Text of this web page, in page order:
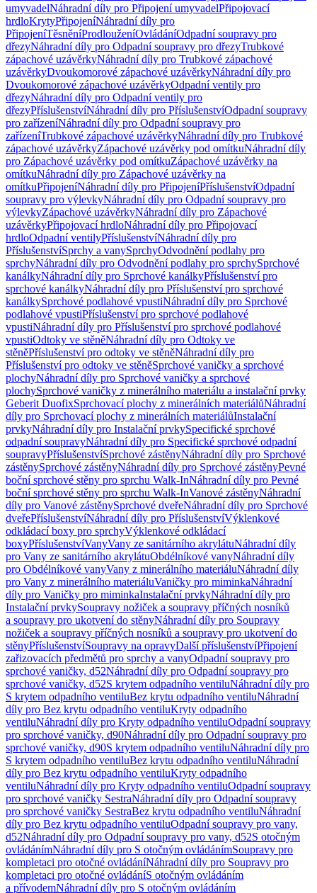
umyvadelNáhradní díly pro Připojení umyvadelPřipojovací
hrdloKrytyPřipojeníNáhradní díly pro
PřipojeníTěsněníProdlouženíOvládáníOdpadní soupravy pro
dřezyNáhradní díly pro Odpadní soupravy pro dřezyTrubkové
zápachové uzávěrkyNáhradní díly pro Trubkové zápachové
uzávěrkyDvoukomorové zápachové uzávěrkyNáhradní díly pro
Dvoukomorové zápachové uzávěrkyOdpadní ventily pro
dřezyNáhradní díly pro Odpadní ventily pro
dřezyPříslušenstvíNáhradní díly pro PříslušenstvíOdpadní soupravy
pro zařízeníNáhradní díly pro Odpadní soupravy pro
zařízeníTrubkové zápachové uzávěrkyNáhradní díly pro Trubkové
zápachové uzávěrkyZápachové uzávěrky pod omítkuNáhradní díly
pro Zápachové uzávěrky pod omítkuZápachové uzávěrky na
omítkuNáhradní díly pro Zápachové uzávěrky na
omítkuPřipojeníNáhradní díly pro PřipojeníPříslušenstvíOdpadní
soupravy pro výlevkyNáhradní díly pro Odpadní soupravy pro
výlevkyZápachové uzávěrkyNáhradní díly pro Zápachové
uzávěrkyPřipojovací hrdloNáhradní díly pro Připojovací
hrdloOdpadní ventilyPříslušenstvíNáhradní díly pro
PříslušenstvíSprchy a vanySprchyOdvodnění podlahy pro
sprchyNáhradní díly pro Odvodnění podlahy pro sprchySprchové
kanálkyNáhradní díly pro Sprchové kanálkyPříslušenství pro
sprchové kanálkyNáhradní díly pro Příslušenství pro sprchové
kanálkySprchové podlahové vpustiNáhradní díly pro Sprchové
podlahové vpustiPříslušenství pro sprchové podlahové
vpustiNáhradní díly pro Příslušenství pro sprchové podlahové
vpustiOdtoky ve stěněNáhradní díly pro Odtoky ve
stěněPříslušenství pro odtoky ve stěněNáhradní díly pro
Příslušenství pro odtoky ve stěněSprchové vaničky a sprchové
plochyNáhradní díly pro Sprchové vaničky a sprchové
plochySprchové vaničky z minerálního materiálu a instalační prvky
Geberit DuofixSprchovací plochy z minerálních materiálůNáhradní
díly pro Sprchovací plochy z minerálních materiálůInstalační
prvkyNáhradní díly pro Instalační prvkySpecifické sprchové
odpadní soupravyNáhradní díly pro Specifické sprchové odpadní
soupravyPříslušenstvíSprchové zástěnyNáhradní díly pro Sprchové
zástěnySprchové zástěnyNáhradní díly pro Sprchové zástěnyPevné
boční sprchové stěny pro sprchu Walk-InNáhradní díly pro Pevné
boční sprchové stěny pro sprchu Walk-InVanové zástěnyNáhradní
díly pro Vanové zástěnySprchové dveřeNáhradní díly pro Sprchové
dveřePříslušenstvíNáhradní díly pro PříslušenstvíVýklenkové
odkládací boxy pro sprchyVýklenkové odkládací
boxyPříslušenstvíVanyVany ze sanitárního akrylátuNáhradní díly
pro Vany ze sanitárního akrylátuObdélníkové vanyNáhradní díly
pro Obdélníkové vanyVany z minerálního materiáluNáhradní díly
pro Vany z minerálního materiáluVaničky pro miminkaNáhradní
díly pro Vaničky pro miminkaInstalační prvkyNáhradní díly pro
Instalační prvkySoupravy nožiček a soupravy příčných nosníků
a soupravy pro ukotvení do stěnyNáhradní díly pro Soupravy
nožiček a soupravy příčných nosníků a soupravy pro ukotvení do
stěnyPříslušenstvíSoupravy na opravyDalší příslušenstvíPřipojení
zařizovacích předmětů pro sprchy a vanyOdpadní soupravy pro
sprchové vaničky, d52Náhradní díly pro Odpadní soupravy pro
sprchové vaničky, d52S krytem odpadního ventiluNáhradní díly pro
S krytem odpadního ventiluBez krytu odpadního ventiluNáhradní
díly pro Bez krytu odpadního ventiluKryty odpadního
ventiluNáhradní díly pro Kryty odpadního ventiluOdpadní soupravy
pro sprchové vaničky, d90Náhradní díly pro Odpadní soupravy pro
sprchové vaničky, d90S krytem odpadního ventiluNáhradní díly pro
S krytem odpadního ventiluBez krytu odpadního ventiluNáhradní
díly pro Bez krytu odpadního ventiluKryty odpadního
ventiluNáhradní díly pro Kryty odpadního ventiluOdpadní soupravy
pro sprchové vaničky SestraNáhradní díly pro Odpadní soupravy
pro sprchové vaničky SestraBez krytu odpadního ventiluNáhradní
díly pro Bez krytu odpadního ventiluOdpadní soupravy pro vany,
d52Náhradní díly pro Odpadní soupravy pro vany, d52S otočným
ovládánímNáhradní díly pro S otočným ovládánímSoupravy pro
kompletaci pro otočné ovládáníNáhradní díly pro Soupravy pro
kompletaci pro otočné ovládáníS otočným ovládáním
a přívodemNáhradní díly pro S otočným ovládáním